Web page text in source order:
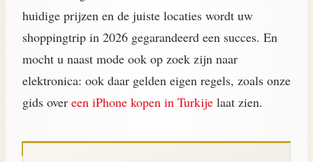
huidige prijzen en de juiste locaties wordt uw
shoppingtrip in 2026 gegarandeerd een succes. En
mocht u naast mode ook op zoek zijn naar
elektronica: ook daar gelden eigen regels, zoals onze
gids over een iPhone kopen in Turkije laat zien.